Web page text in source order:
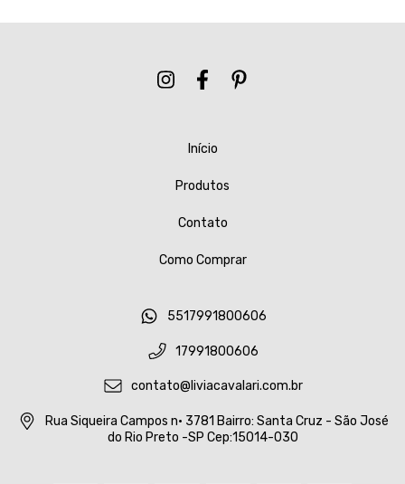
Início
Produtos
Contato
Como Comprar
5517991800606
17991800606
contato@liviacavalari.com.br
Rua Siqueira Campos n• 3781 Bairro: Santa Cruz - São José
do Rio Preto -SP Cep:15014-030